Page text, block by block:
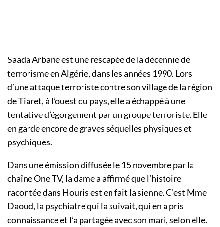
Saada Arbane est une rescapée de la décennie de
terrorisme en Algérie, dans les années 1990. Lors
d’une attaque terroriste contre son village de la région
de Tiaret, à l’ouest du pays, elle a échappé à une
tentative d’égorgement par un groupe terroriste. Elle
en garde encore de graves séquelles physiques et
psychiques.
Dans une émission diffusée le 15 novembre par la
chaîne One TV, la dame a affirmé que l’histoire
racontée dans Houris est en fait la sienne. C’est Mme
Daoud, la psychiatre qui la suivait, qui en a pris
connaissance et l’a partagée avec son mari, selon elle.